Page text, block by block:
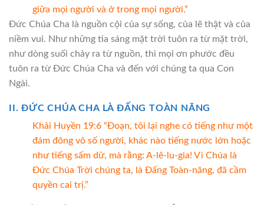
giữa mọi người và ở trong mọi người.”
Đức Chúa Cha là nguồn cội của sự sống, của lẽ thật và của
niềm vui. Như những tia sáng mặt trời tuôn ra từ mặt trời,
như dòng suối chảy ra từ nguồn, thì mọi ơn phước đều
tuôn ra từ Đức Chúa Cha và đến với chúng ta qua Con
Ngài.
II. ĐỨC CHÚA CHA LÀ ĐẤNG TOÀN NĂNG
Khải Huyền 19:6 “Đoạn, tôi lại nghe có tiếng như một
đám đông vô số người, khác nào tiếng nước lớn hoặc
như tiếng sấm dữ, mà rằng: A-lê-lu-gia! Vì Chúa là
Đức Chúa Trời chúng ta, là Đấng Toàn-năng, đã cầm
quyền cai trị.”